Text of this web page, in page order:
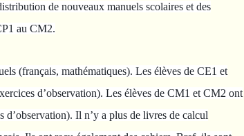
de nouveaux manuels scolaires et des
au CM2.
(français, mathématiques). Les élèves de CE1 et
d’observation). Les élèves de CM1 et CM2 ont
d’observation). Il n’y a plus de livres de calcul